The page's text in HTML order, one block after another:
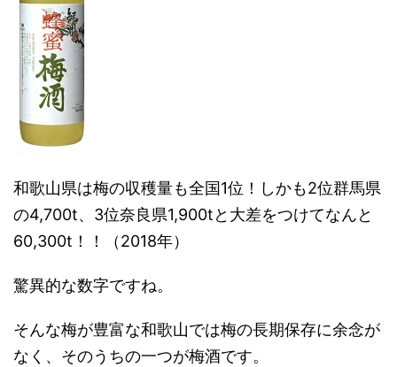
和歌山県は梅の収穫量も全国1位！しかも2位群馬県
の4,700t、3位奈良県1,900tと大差をつけてなんと
60,300t！！（2018年）
驚異的な数字ですね。
そんな梅が豊富な和歌山では梅の長期保存に余念が
なく、そのうちの一つが梅酒です。